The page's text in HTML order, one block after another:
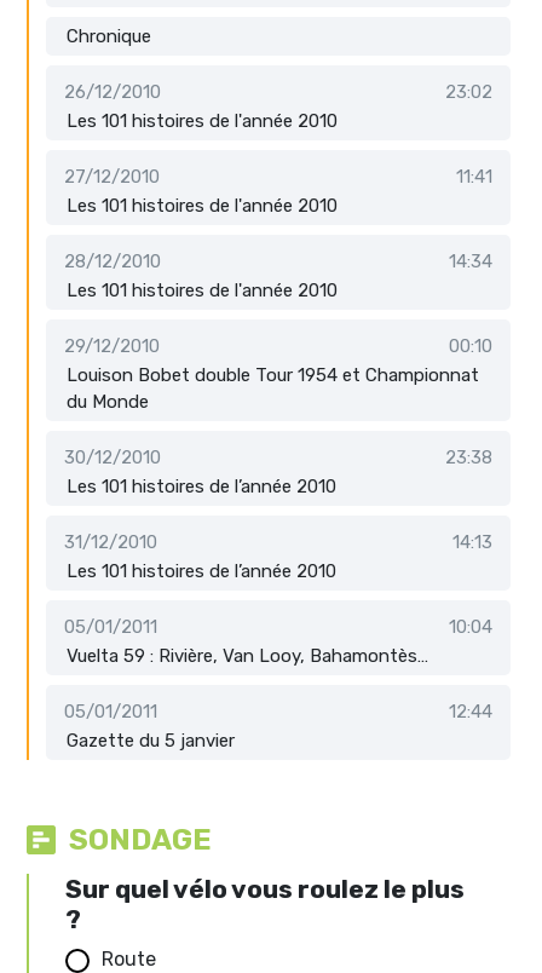
Chronique
26/12/2010
23:02
Les 101 histoires de l'année 2010
27/12/2010
11:41
Les 101 histoires de l'année 2010
28/12/2010
14:34
Les 101 histoires de l'année 2010
29/12/2010
00:10
Louison Bobet double Tour 1954 et Championnat
du Monde
30/12/2010
23:38
Les 101 histoires de l’année 2010
31/12/2010
14:13
Les 101 histoires de l’année 2010
05/01/2011
10:04
Vuelta 59 : Rivière, Van Looy, Bahamontès…
05/01/2011
12:44
Gazette du 5 janvier
SONDAGE
Sur quel vélo vous roulez le plus
?
Route